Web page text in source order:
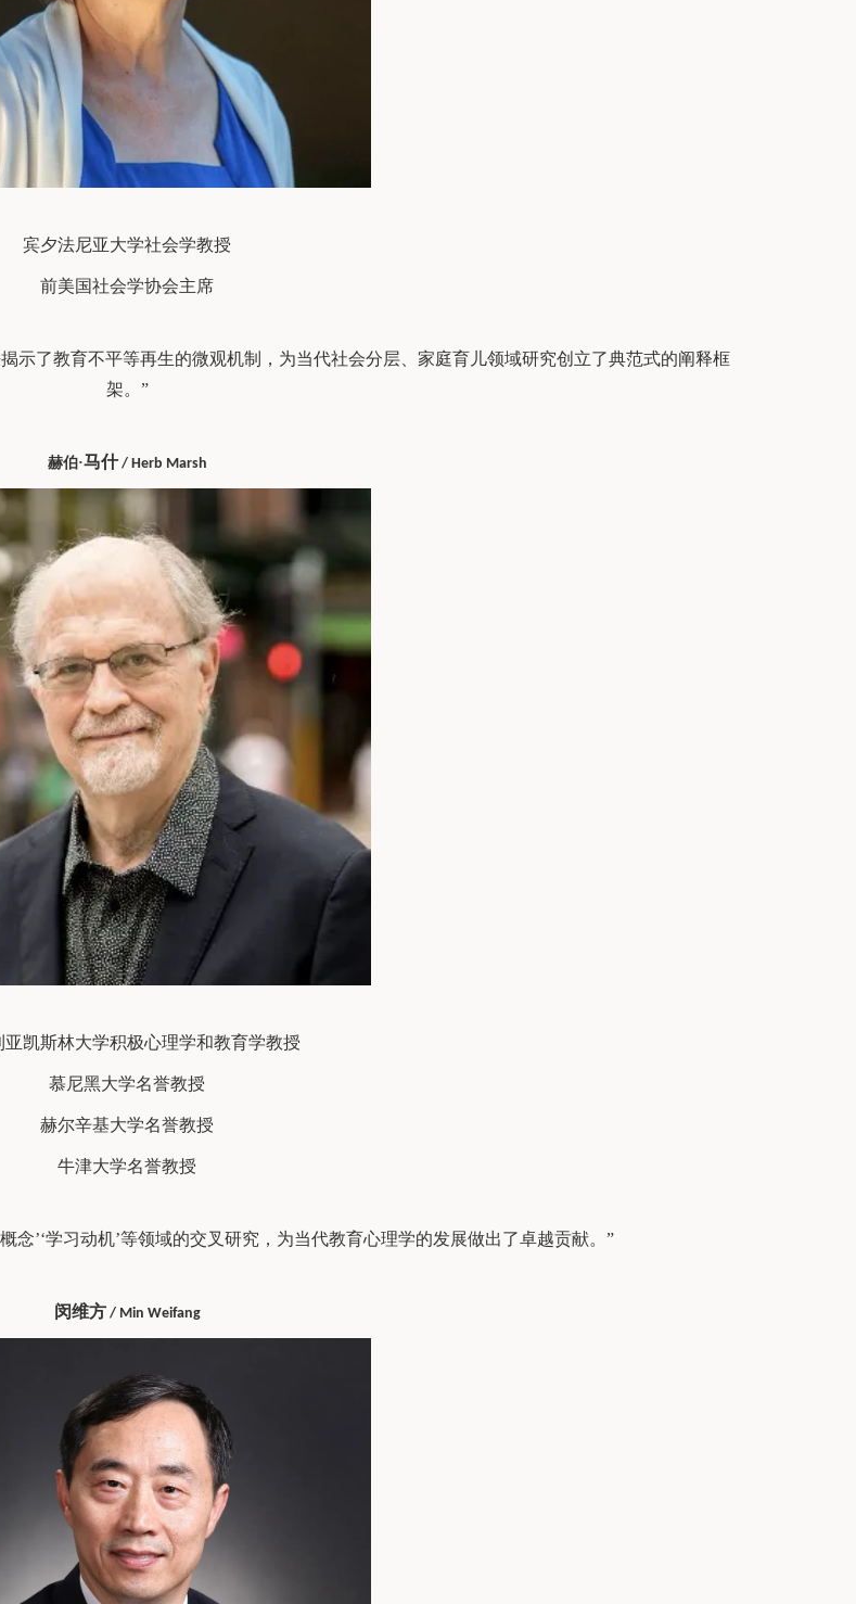
宾夕法尼亚大学社会学教授
前美国社会学协会主席
示了教育不平等再生的微观机制，为当代社会分层、家庭育儿领域研究创立了典范式的阐释框
架。”
赫伯·马什/ Herb Marsh
亚凯斯林大学积极心理学和教育学教授
慕尼黑大学名誉教授
赫尔辛基大学名誉教授
牛津大学名誉教授
念’‘学习动机’等领域的交叉研究，为当代教育心理学的发展做出了卓越贡献。”
闵维方/ Min Weifang